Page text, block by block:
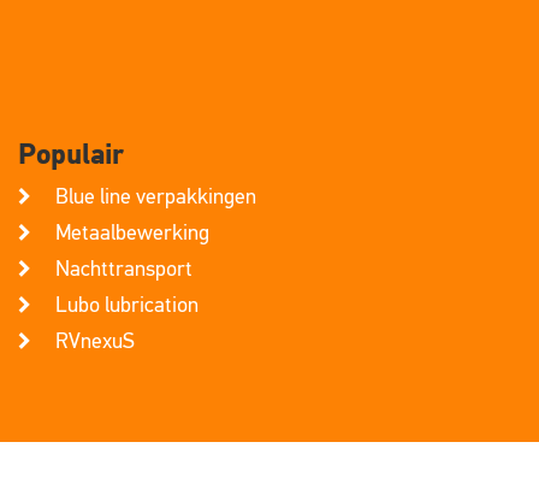
Populair
Blue line verpakkingen
Metaalbewerking
Nachttransport
Lubo lubrication
RVnexuS